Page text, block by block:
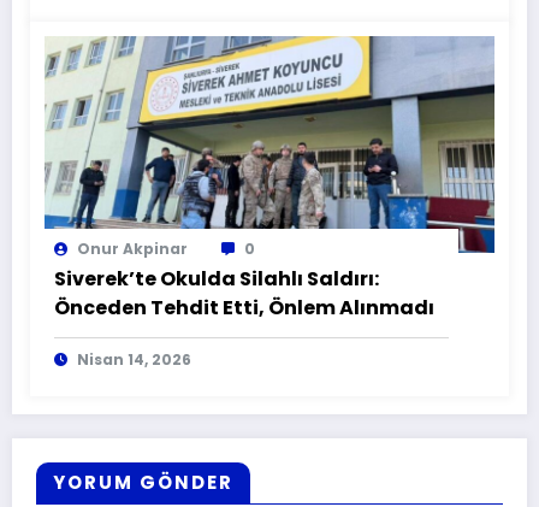
Onur Akpinar 0
Siverek’te Okulda Silahlı Saldırı:
Önceden Tehdit Etti, Önlem Alınmadı
Nisan 14, 2026
YORUM GÖNDER